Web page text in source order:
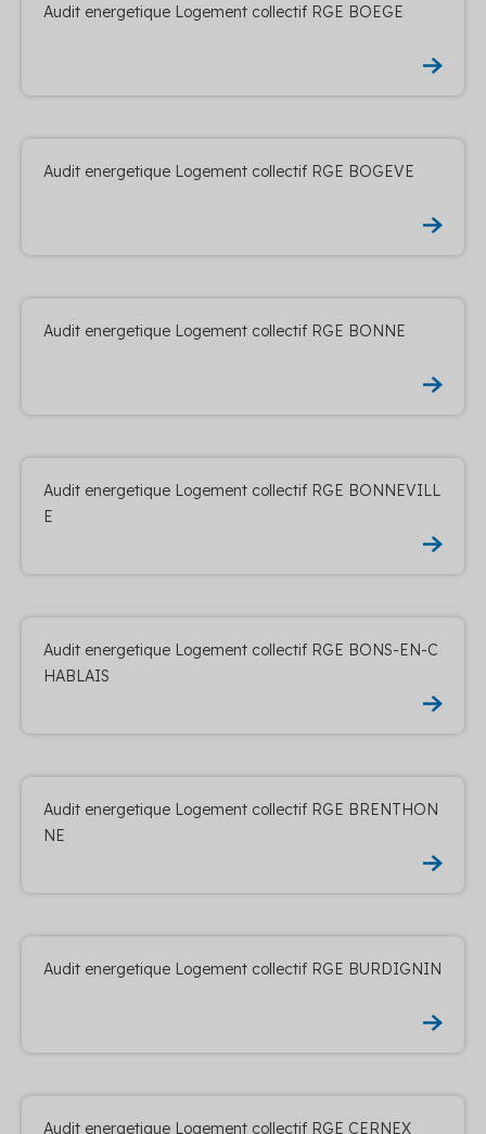
Audit energetique Logement collectif RGE BOEGE
Audit energetique Logement collectif RGE BOGEVE
Audit energetique Logement collectif RGE BONNE
Audit energetique Logement collectif RGE BONNEVILL
E
Audit energetique Logement collectif RGE BONS-EN-C
HABLAIS
Audit energetique Logement collectif RGE BRENTHON
NE
Audit energetique Logement collectif RGE BURDIGNIN
Audit energetique Logement collectif RGE CERNEX